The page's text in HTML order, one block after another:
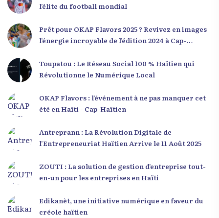
l’élite du football mondial
Prêt pour OKAP Flavors 2025 ? Revivez en images
l’énergie incroyable de l’édition 2024 à Cap-
Toupatou : Le Réseau Social 100 % Haïtien qui
Révolutionne le Numérique Local
OKAP Flavors : l’événement à ne pas manquer cet
été en Haïti - Cap-Haïtien
Antreprann : La Révolution Digitale de
l’Entrepreneuriat Haïtien Arrive le 11 Août 2025
ZOUTI : La solution de gestion d’entreprise tout-
en-un pour les entreprises en Haïti
Edikanèt, une initiative numérique en faveur du
créole haïtien